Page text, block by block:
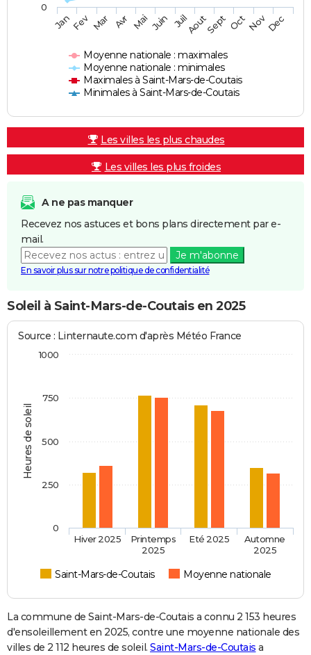
Moyenne nationale : maximales
Moyenne nationale : minimales
Maximales à Saint-Mars-de-Coutais
Minimales à Saint-Mars-de-Coutais
JanFev Mar Avr Mai Juin JuilAoutSept OctNovDec
0
Les villes les plus chaudes
Les villes les plus froides
A ne pas manquer
Recevez nos astuces et bons plans directement par e-
mail.
Je m'abonne
En savoir plus sur notre politique de confidentialité
Soleil à Saint-Mars-de-Coutais en 2025
Heures de soleil
Source : Linternaute.com d'après Météo France
Saint-Mars-de-Coutais Moyenne nationale
Hiver 2025
Printemps
2025
Eté 2025
Automne
2025
0
1000
250
500
750
La commune de Saint-Mars-de-Coutais a connu 2 153 heures
d'ensoleillement en 2025, contre une moyenne nationale des
villes de 2 112 heures de soleil. Saint-Mars-de-Coutais a